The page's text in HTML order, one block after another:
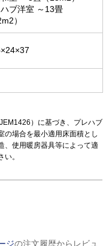
ブ洋室 ～13畳
）
）に基づき、プレハブ
の場合を最小適用床面積とし
、使用暖房器具等によって適
。
ジの注文履歴からレビュ